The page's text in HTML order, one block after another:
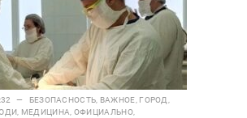
— БЕЗОПАСНОСТЬ ВАЖНОЕ ГОРОД
МЕДИЦИНА ОФИЦИАЛЬНО,